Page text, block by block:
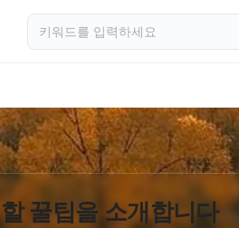
꿀팁을 소개합니다